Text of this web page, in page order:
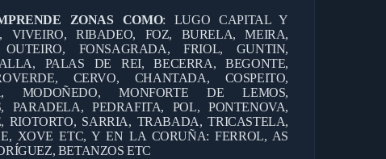
ZONAS COMO: LUGO CAPITAL Y
VIVEIRO, RIBADEO, FOZ, BURELA, MEIRA,
FONSAGRADA, FRIOL, GUNTIN,
PALAS DE REI, BECERRA, BEGONTE,
CERVO, CHANTADA, COSPEITO,
MODOÑEDO, MONFORTE DE LEMOS,
PARADELA, PEDRAFITA, POL, PONTENOVA,
RIOTORTO, SARRIA, TRABADA, TRICASTELA,
XOVE ETC, Y EN LA CORUÑA: FERROL, AS
BETANZOS ETC